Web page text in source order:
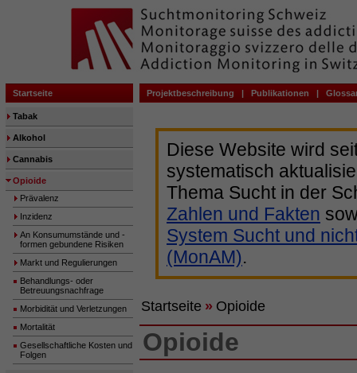
Startseite Projektbeschreibung | Publikationen |
Tabak
Alkohol
Cannabis
Opioide
Prävalenz
Inzidenz
An Konsumumstände und -
formen gebundene Risiken
Markt und Regulierungen
Behandlungs- oder
Betreuungsnachfrage
Morbidität und Verletzungen
Mortalität
Gesellschaftliche Kosten und
Folgen
Diese Website wird
systematisch
Thema Sucht in der
Zahlen und Fakten
System Sucht und
(MonAM).
Startseite » Opioide
Opioide